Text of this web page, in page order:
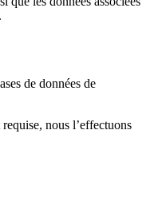
de données de
nous l’effectuons